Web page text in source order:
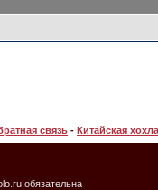
связь - Китайская
обязательна